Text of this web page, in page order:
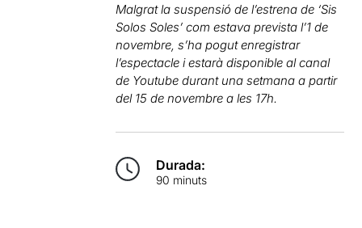
Malgrat la suspensió de l’estrena de ‘Sis
Solos Soles’ com estava prevista l’1 de
novembre, s’ha pogutenregistrar
l’espectacle i estarà disponible al canal
de Youtube durant una setmana a partir
del 15 de novembre a les 17h.
Durada:
90 minuts